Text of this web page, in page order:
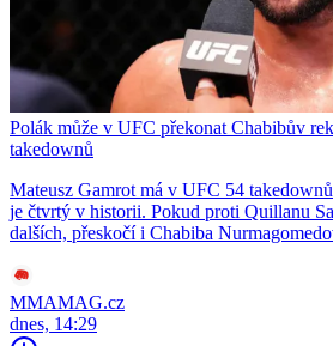
Polák může v UFC překonat Chabibův
takedownů
Mateusz Gamrot má v UFC 54
je čtvrtý v historii. Pokud proti Quillanu
dalších, přeskočí i Chabiba
MMAMAG.cz
dnes, 14:29